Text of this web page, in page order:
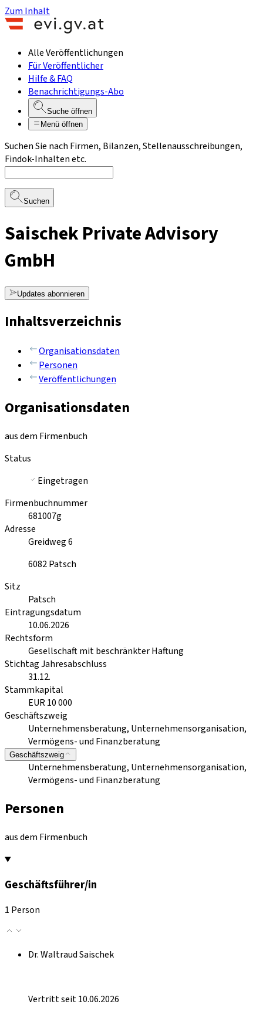
Zum Inhalt
Alle Veröffentlichungen
Für Veröffentlicher
Hilfe & FAQ
Benachrichtigungs-Abo
Suche öffnen
Menü öffnen
Suchen Sie nach Firmen, Bilanzen, Stellenausschreibungen,
Findok-Inhalten etc.
Suchen
Saischek Private Advisory
GmbH
Updates abonnieren
Inhaltsverzeichnis
Organisationsdaten
Personen
Veröffentlichungen
Organisationsdaten
aus dem Firmenbuch
Status
Eingetragen
Firmenbuchnummer
681007g
Adresse
Greidweg 6
6082Patsch
Sitz
Patsch
Eintragungsdatum
10.06.2026
Rechtsform
Gesellschaft mit beschränkter Haftung
Stichtag Jahresabschluss
31.12.
Stammkapital
EUR 10 000
Geschäftszweig
Unternehmensberatung, Unternehmensorganisation,
Vermögens- und Finanzberatung
Geschäftszweig
Unternehmensberatung, Unternehmensorganisation,
Vermögens- und Finanzberatung
Personen
aus dem Firmenbuch
Geschäftsführer/in
1 Person
Dr. Waltraud Saischek
Vertritt seit 10.06.2026